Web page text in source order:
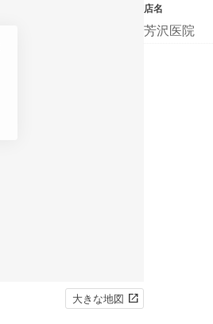
大きな地図
店名
芳沢医院